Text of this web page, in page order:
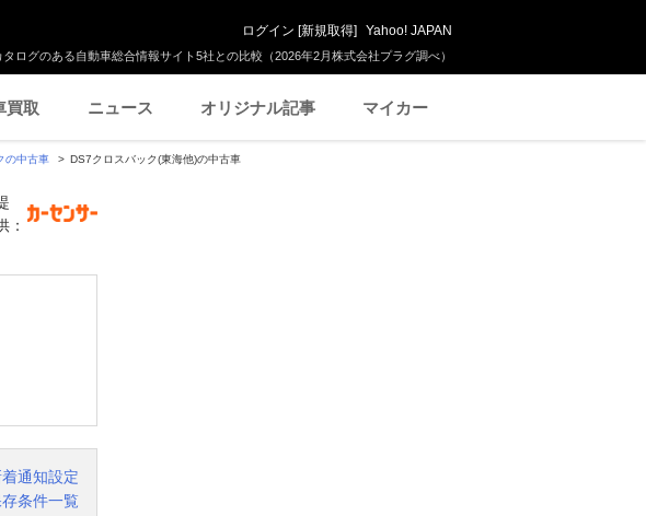
ログのある自動車総合情報サイト5社との比較（2026年2月株式会社プラグ調べ）
ログイン [新規取得] Yahoo! JAPAN
買取 ニュース オリジナル記事 マイカー
の中古車 DS7クロスバック(東海他)の中古車
：
通知設定
条件一覧